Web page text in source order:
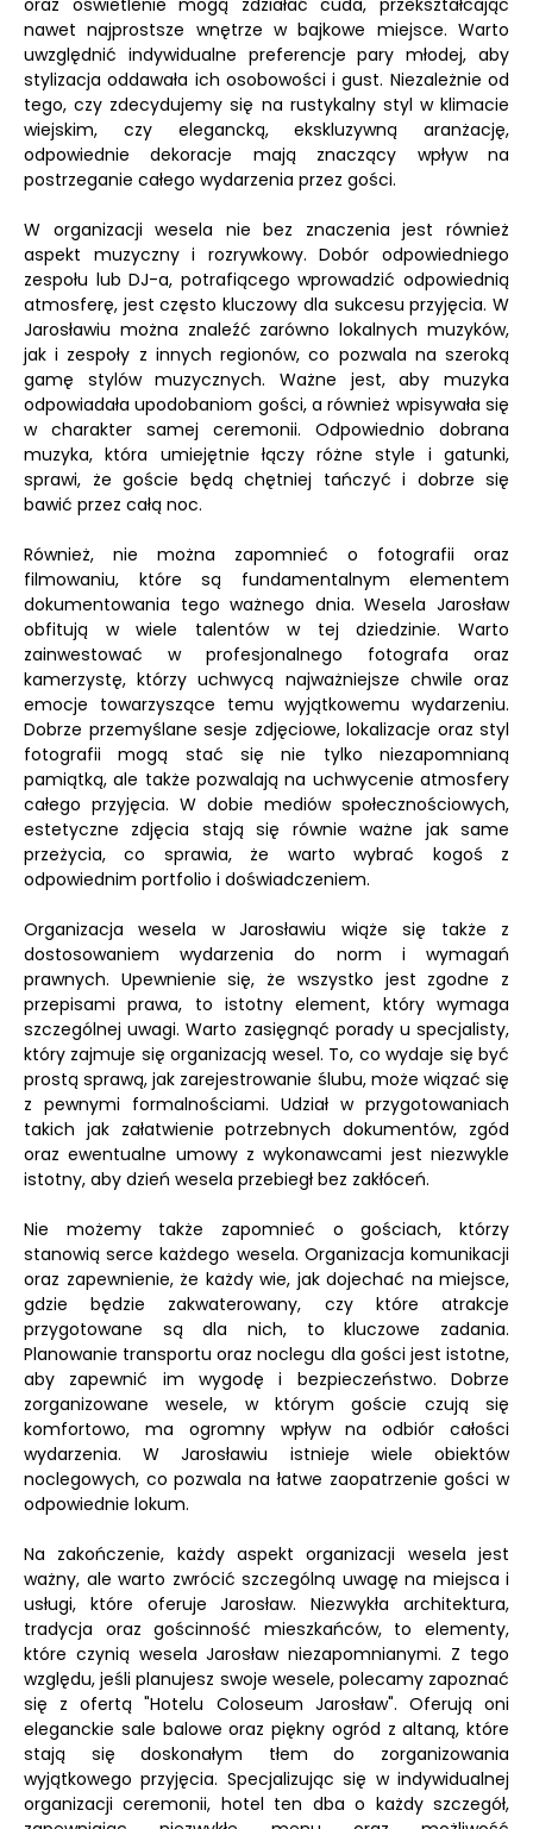
oraz oświetlenie mogą zdziałać cuda, przekształcając
nawet najprostsze wnętrze w bajkowe miejsce. Warto
uwzględnić indywidualne preferencje pary młodej, aby
stylizacja oddawała ich osobowości i gust. Niezależnie od
tego, czy zdecydujemy się na rustykalny styl w klimacie
wiejskim, czy elegancką, ekskluzywną aranżację,
odpowiednie dekoracje mają znaczący wpływ na
postrzeganie całego wydarzenia przez gości.
W organizacji wesela nie bez znaczenia jest również
aspekt muzyczny i rozrywkowy. Dobór odpowiedniego
zespołu lub DJ-a, potrafiącego wprowadzić odpowiednią
atmosferę, jest często kluczowy dla sukcesu przyjęcia. W
Jarosławiu można znaleźć zarówno lokalnych muzyków,
jak i zespoły z innych regionów, co pozwala na szeroką
gamę stylów muzycznych. Ważne jest, aby muzyka
odpowiadała upodobaniom gości, a również wpisywała się
w charakter samej ceremonii. Odpowiednio dobrana
muzyka, która umiejętnie łączy różne style i gatunki,
sprawi, że goście będą chętniej tańczyć i dobrze się
bawić przez całą noc.
Również, nie można zapomnieć o fotografii oraz
filmowaniu, które są fundamentalnym elementem
dokumentowania tego ważnego dnia. Wesela Jarosław
obfitują w wiele talentów w tej dziedzinie. Warto
zainwestować w profesjonalnego fotografa oraz
kamerzystę, którzy uchwycą najważniejsze chwile oraz
emocje towarzyszące temu wyjątkowemu wydarzeniu.
Dobrze przemyślane sesje zdjęciowe, lokalizacje oraz styl
fotografii mogą stać się nie tylko niezapomnianą
pamiątką, ale także pozwalają na uchwycenie atmosfery
całego przyjęcia. W dobie mediów społecznościowych,
estetyczne zdjęcia stają się równie ważne jak same
przeżycia, co sprawia, że warto wybrać kogoś z
odpowiednim portfolio i doświadczeniem.
Organizacja wesela w Jarosławiu wiąże się także z
dostosowaniem wydarzenia do norm i wymagań
prawnych. Upewnienie się, że wszystko jest zgodne z
przepisami prawa, to istotny element, który wymaga
szczególnej uwagi. Warto zasięgnąć porady u specjalisty,
który zajmuje się organizacją wesel. To, co wydaje się być
prostą sprawą, jak zarejestrowanie ślubu, może wiązać się
z pewnymi formalnościami. Udział w przygotowaniach
takich jak załatwienie potrzebnych dokumentów, zgód
oraz ewentualne umowy z wykonawcami jest niezwykle
istotny, aby dzień wesela przebiegł bez zakłóceń.
Nie możemy także zapomnieć o gościach, którzy
stanowią serce każdego wesela. Organizacja komunikacji
oraz zapewnienie, że każdy wie, jak dojechać na miejsce,
gdzie będzie zakwaterowany, czy które atrakcje
przygotowane są dla nich, to kluczowe zadania.
Planowanie transportu oraz noclegu dla gości jest istotne,
aby zapewnić im wygodę i bezpieczeństwo. Dobrze
zorganizowane wesele, w którym goście czują się
komfortowo, ma ogromny wpływ na odbiór całości
wydarzenia. W Jarosławiu istnieje wiele obiektów
noclegowych, co pozwala na łatwe zaopatrzenie gości w
odpowiednie lokum.
Na zakończenie, każdy aspekt organizacji wesela jest
ważny, ale warto zwrócić szczególną uwagę na miejsca i
usługi, które oferuje Jarosław. Niezwykła architektura,
tradycja oraz gościnność mieszkańców, to elementy,
które czynią wesela Jarosław niezapomnianymi. Z tego
względu, jeśli planujesz swoje wesele, polecamy zapoznać
się z ofertą "Hotelu Coloseum Jarosław". Oferują oni
eleganckie sale balowe oraz piękny ogród z altaną, które
stają się doskonałym tłem do zorganizowania
wyjątkowego przyjęcia. Specjalizując się w indywidualnej
organizacji ceremonii, hotel ten dba o każdy szczegół,